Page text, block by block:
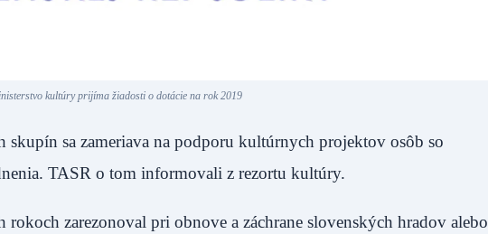
kultúry prijíma žiadosti o dotácie na rok 2019
sa zameriava na podporu kultúrnych projektov osôb so
TASR o tom informovali z rezortu kultúry.
zarezonoval pri obnove a záchrane slovenských hradov alebo